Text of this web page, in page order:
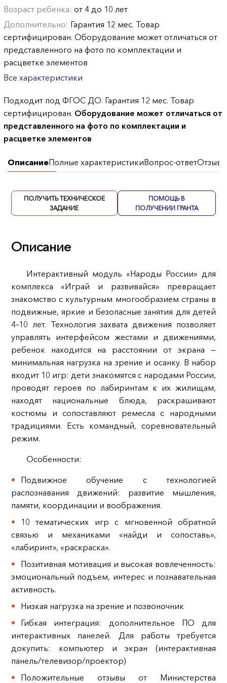
Возраст ребенка:от 4 до 10 лет
Дополнительно: Гарантия 12 мес. Товар
сертифицирован. Оборудование может отличаться от
представленного на фото по комплектации и
расцветке элементов
Все характеристики
Подходит под ФГОС ДО. Гарантия 12 мес. Товар
сертифицирован. Оборудование может отличаться от
представленного на фото по комплектации и
расцветке элементов
ОписаниеПолные характеристикиВопрос-ответОтзывы
ПОЛУЧИТЬ ТЕХНИЧЕСКОЕ
ЗАДАНИЕ
ПОМОЩЬ В
ПОЛУЧЕНИИ ГРАНТА
Описание
Интерактивный модуль «Народы России» для
комплекса «Играй и развивайся» превращает
знакомство с культурным многообразием страны в
подвижные, яркие и безопасные занятия для детей
4–10 лет. Технология захвата движения позволяет
управлять интерфейсом жестами и движениями,
ребенок находится на расстоянии от экрана —
минимальная нагрузка на зрение и осанку. В набор
входит 10 игр: дети знакомятся с народами России,
проводят героев по лабиринтам к их жилищам,
находят национальные блюда, раскрашивают
костюмы и сопоставляют ремесла с народными
традициями. Есть командный, соревновательный
режим.
Особенности:
Подвижное обучение с технологией
распознавания движений: развитие мышления,
памяти, координации и воображения.
10 тематических игр с мгновенной обратной
связью и механиками «найди и сопоставь»,
«лабиринт», «раскраска».
Позитивная мотивация и высокая вовлеченность:
эмоциональный подъем, интерес и познавательная
активность.
Низкая нагрузка на зрение и позвоночник
Гибкая интеграция: дополнительное ПО для
интерактивных панелей. Для работы требуется
докупить: компьютер и экран (интерактивная
панель/телевизор/проектор)
Положительные отзывы от Министерства